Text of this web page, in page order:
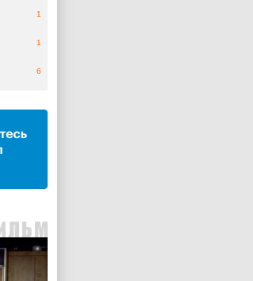
1
1
6